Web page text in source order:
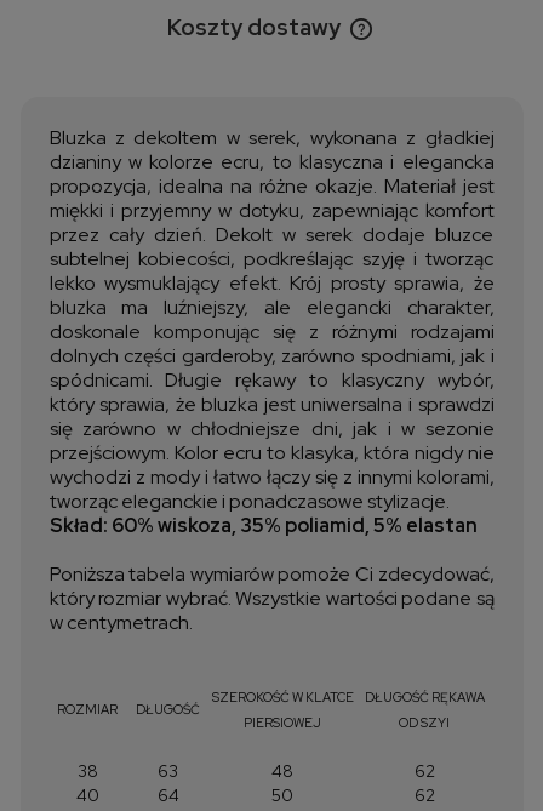
Koszty dostawy
Cena nie zawiera ewentualnych kosztów płatności
Bluzka z dekoltem w serek, wykonana z gładkiej
dzianiny w kolorze ecru, to klasyczna i elegancka
propozycja, idealna na różne okazje. Materiał jest
miękki i przyjemny w dotyku, zapewniając komfort
przez cały dzień. Dekolt w serek dodaje bluzce
subtelnej kobiecości, podkreślając szyję i tworząc
lekko wysmuklający efekt. Krój prosty sprawia, że
bluzka ma luźniejszy, ale elegancki charakter,
doskonale komponując się z różnymi rodzajami
dolnych części garderoby, zarówno spodniami, jak i
spódnicami. Długie rękawy to klasyczny wybór,
który sprawia, że bluzka jest uniwersalna i sprawdzi
się zarówno w chłodniejsze dni, jak i w sezonie
przejściowym. Kolor ecru to klasyka, która nigdy nie
wychodzi z mody i łatwo łączy się z innymi kolorami,
tworząc eleganckie i ponadczasowe stylizacje.
Skład: 60% wiskoza, 35% poliamid, 5% elastan
Poniższa tabela wymiarów pomoże Ci zdecydować,
który rozmiar wybrać. Wszystkie wartości podane są
w centymetrach.
ROZMIAR DŁUGOŚĆ
SZEROKOŚĆ W KLATCE
PIERSIOWEJ
DŁUGOŚĆ RĘKAWA
OD SZYI
38 63 48
62
40
64 50
62